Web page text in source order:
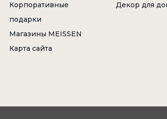
Корпоративные
подарки
Магазины MEISSEN
Карта сайта
Декор для